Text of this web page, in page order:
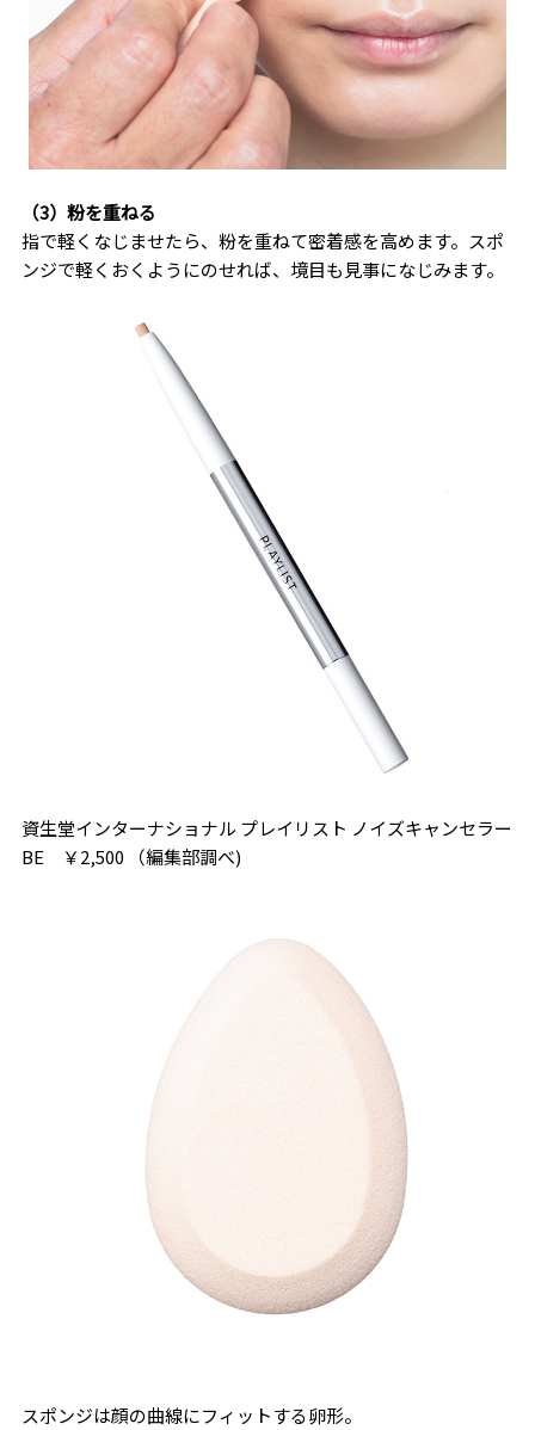
（3）粉を重ねる
指で軽くなじませたら、粉を重ねて密着感を高めます。スポ
ンジで軽くおくようにのせれば、境目も見事になじみます。
資生堂インターナショナル プレイリスト ノイズキャンセラー
BE ￥2,500 （編集部調べ)
スポンジは顔の曲線にフィットする卵形。